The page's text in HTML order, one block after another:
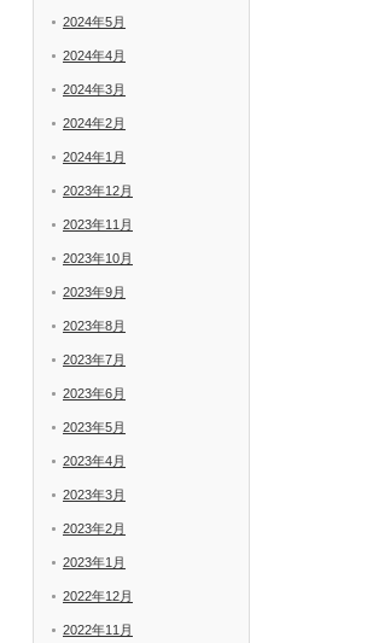
2024年5月
2024年4月
2024年3月
2024年2月
2024年1月
2023年12月
2023年11月
2023年10月
2023年9月
2023年8月
2023年7月
2023年6月
2023年5月
2023年4月
2023年3月
2023年2月
2023年1月
2022年12月
2022年11月